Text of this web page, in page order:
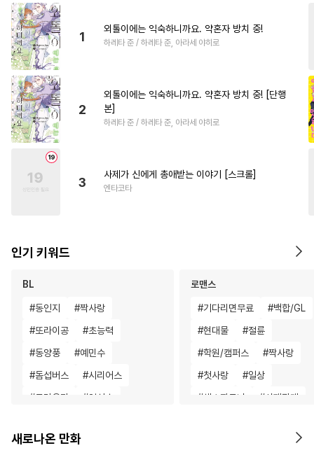
1
외톨이에는 익숙하니까요. 약혼자 방치 중!
하레타 준 / 하레타 준, 아라세 야히로
2
외톨이에는 익숙하니까요. 약혼자 방치 중! [단행
본]
하레타 준 / 하레타 준, 아라세 야히로
3
사제가 신에게 총애받는 이야기 [스크롤]
엔타코타
인기 키워드
BL
#동인지 #짝사랑
#또라이공 #초능력
#동양풍 #예민수
#돔섭버스 #시리어스
#트라우마 #임신수
#애증관계
로맨스
#기다리면무료 #백합/GL
#현대물 #절륜
#학원/캠퍼스 #짝사랑
#첫사랑 #일상
#섹스파트너 # 사제관계
새로나온 만화